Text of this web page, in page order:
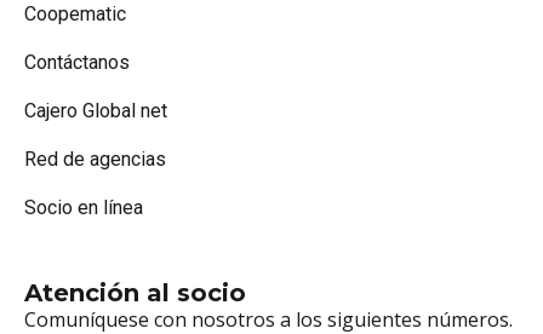
Coopematic
Contáctanos
Cajero Global net
Red de agencias
Socio en línea
Atención al socio
Comuníquese con nosotros a los siguientes números.